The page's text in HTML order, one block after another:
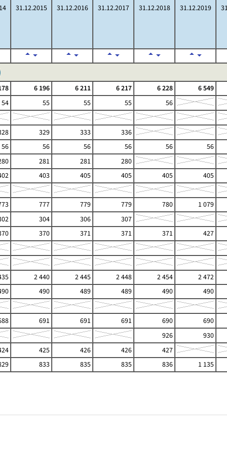
31.12.2015 31.12.2016 31.12.2017 31.12.2018 31.12.2019
6 196 6 211 6 217 6 228
6 549
54 55 55 55
56
329 333
336
56 56 56 56 56
56
281 281
280
403 405 405 405
405
777 779 779 780
1 079
304 306
307
370 371 371 371
427
2 440 2 445 2 448 2 454
2 472
490 489 489 490
490
691 691 691 690
690
926
930
425 426 426
427
833 835 835 836 1 135